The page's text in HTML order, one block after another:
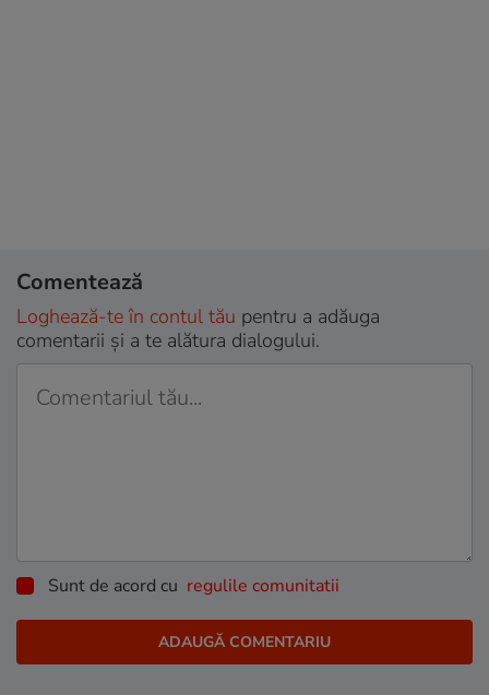
Comentează
Loghează-te în contul tău pentru a adăuga
comentarii și a te alătura dialogului.
Sunt de acord cu regulile comunitatii